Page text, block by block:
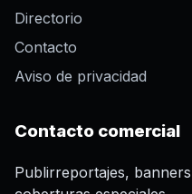
Directorio
Contacto
Aviso de privacidad
Contacto comercial
Publirreportajes,